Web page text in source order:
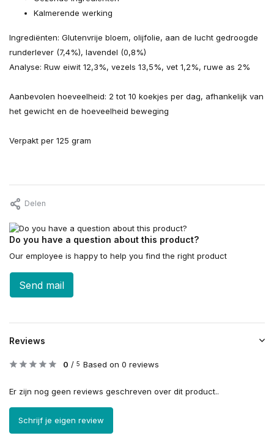
Kalmerende werking
Ingrediënten: Glutenvrije bloem, olijfolie, aan de lucht gedroogde
runderlever (7,4%), lavendel (0,8%)
Analyse: Ruw eiwit 12,3%, vezels 13,5%, vet 1,2%, ruwe as 2%
Aanbevolen hoeveelheid: 2 tot 10 koekjes per dag, afhankelijk van
het gewicht en de hoeveelheid beweging
Verpakt per 125 gram
Delen
Do you have a question about this product?
Our employee is happy to help you find the right product
Send mail
Reviews
0 / 5 Based on 0 reviews
Er zijn nog geen reviews geschreven over dit product..
Schrijf je eigen review